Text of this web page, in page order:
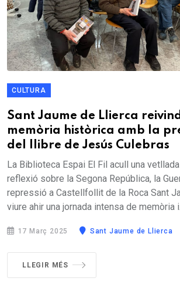
CULTURA
Sant Jaume de Llierca
memòria històrica amb la
del llibre de Jesús Culebras
La Biblioteca Espai El Fil acull una
reflexió sobre la Segona República, la
repressió a Castellfollit de la Roca Sant
viure ahir una jornada intensa de memòria
17 Març 2025 Sant Jaume de Llierca
LLEGIR MÉS